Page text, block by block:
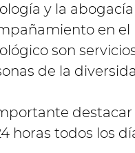
y la
en el
son
de la
horas todos los